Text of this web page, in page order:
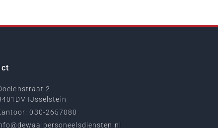
2
IJsselstein
030-2657080